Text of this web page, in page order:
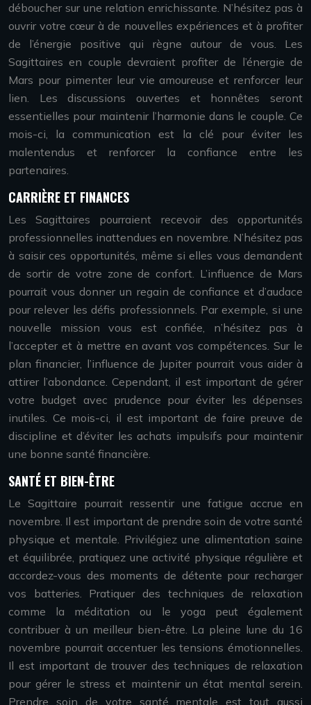
déboucher sur une relation enrichissante. N’hésitez pas à
ouvrir votre cœur à de nouvelles expériences et à profiter
de l’énergie positive qui règne autour de vous. Les
Sagittaires en couple devraient profiter de l’énergie de
Mars pour pimenter leur vie amoureuse et renforcer leur
lien. Les discussions ouvertes et honnêtes seront
essentielles pour maintenir l’harmonie dans le couple. Ce
mois-ci, la communication est la clé pour éviter les
malentendus et renforcer la confiance entre les
partenaires.
CARRIÈRE ET FINANCES
Les Sagittaires pourraient recevoir des opportunités
professionnelles inattendues en novembre. N’hésitez pas
à saisir ces opportunités, même si elles vous demandent
de sortir de votre zone de confort. L’influence de Mars
pourrait vous donner un regain de confiance et d’audace
pour relever les défis professionnels. Par exemple, si une
nouvelle mission vous est confiée, n’hésitez pas à
l’accepter et à mettre en avant vos compétences. Sur le
plan financier, l’influence de Jupiter pourrait vous aider à
attirer l’abondance. Cependant, il est important de gérer
votre budget avec prudence pour éviter les dépenses
inutiles. Ce mois-ci, il est important de faire preuve de
discipline et d’éviter les achats impulsifs pour maintenir
une bonne santé financière.
SANTÉ ET BIEN-ÊTRE
Le Sagittaire pourrait ressentir une fatigue accrue en
novembre. Il est important de prendre soin de votre santé
physique et mentale. Privilégiez une alimentation saine
et équilibrée, pratiquez une activité physique régulière et
accordez-vous des moments de détente pour recharger
vos batteries. Pratiquer des techniques de relaxation
comme la méditation ou le yoga peut également
contribuer à un meilleur bien-être. La pleine lune du 16
novembre pourrait accentuer les tensions émotionnelles.
Il est important de trouver des techniques de relaxation
pour gérer le stress et maintenir un état mental serein.
Prendre soin de votre santé mentale est tout aussi